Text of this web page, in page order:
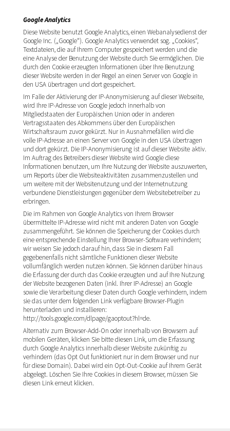
Google Analytics
Diese Website benutzt Google Analytics, einen Webanalysedienst der
Google Inc. („Google“). Google Analytics verwendet sog. „Cookies“,
Textdateien, die auf Ihrem Computer gespeichert werden und die
eine Analyse der Benutzung der Website durch Sie ermöglichen. Die
durch den Cookie erzeugten Informationen über Ihre Benutzung
dieser Website werden in der Regel an einen Server von Google in
den USA übertragen und dort gespeichert.
Im Falle der Aktivierung der IP-Anonymisierung auf dieser Webseite,
wird Ihre IP-Adresse von Google jedoch innerhalb von
Mitgliedstaaten der Europäischen Union oder in anderen
Vertragsstaaten des Abkommens über den Europäischen
Wirtschaftsraum zuvor gekürzt. Nur in Ausnahmefällen wird die
volle IP-Adresse an einen Server von Google in den USA übertragen
und dort gekürzt. Die IP-Anonymisierung ist auf dieser Website aktiv.
Im Auftrag des Betreibers dieser Website wird Google diese
Informationen benutzen, um Ihre Nutzung der Website auszuwerten,
um Reports über die Websiteaktivitäten zusammenzustellen und
um weitere mit der Websitenutzung und der Internetnutzung
verbundene Dienstleistungen gegenüber dem Websitebetreiber zu
erbringen.
Die im Rahmen von Google Analytics von Ihrem Browser
übermittelte IP-Adresse wird nicht mit anderen Daten von Google
zusammengeführt. Sie können die Speicherung der Cookies durch
eine entsprechende Einstellung Ihrer Browser-Software verhindern;
wir weisen Sie jedoch darauf hin, dass Sie in diesem Fall
gegebenenfalls nicht sämtliche Funktionen dieser Website
vollumfänglich werden nutzen können. Sie können darüber hinaus
die Erfassung der durch das Cookie erzeugten und auf Ihre Nutzung
der Website bezogenen Daten (inkl. Ihrer IP-Adresse) an Google
sowie die Verarbeitung dieser Daten durch Google verhindern, indem
sie das unter dem folgenden Link verfügbare Browser-Plugin
herunterladen und installieren:
http://tools.google.com/dlpage/gaoptout?hl=de.
Alternativ zum Browser-Add-On oder innerhalb von Browsern auf
mobilen Geräten, klicken Sie bitte diesen Link, um die Erfassung
durch Google Analytics innerhalb dieser Website zukünftig zu
verhindern (das Opt Out funktioniert nur in dem Browser und nur
für diese Domain). Dabei wird ein Opt-Out-Cookie auf Ihrem Gerät
abgelegt. Löschen Sie Ihre Cookies in diesem Browser, müssen Sie
diesen Link erneut klicken.